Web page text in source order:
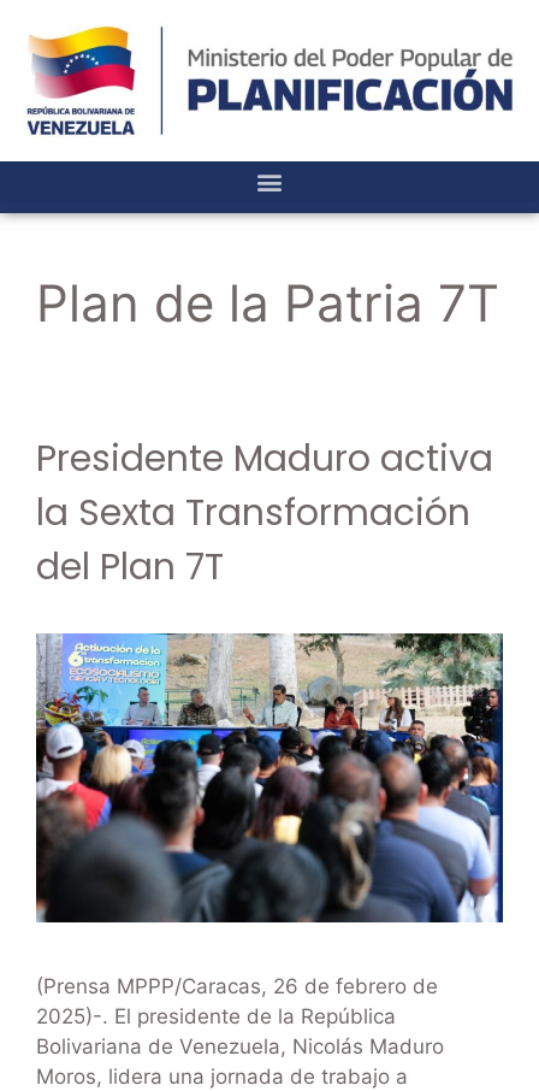
Plan de la Patria 7T
Presidente Maduro activa
la Sexta Transformación
del Plan 7T
(Prensa MPPP/Caracas, 26 de febrero de
2025)-. El presidente de la República
Bolivariana de Venezuela, Nicolás Maduro
Moros, lidera una jornada de trabajo a